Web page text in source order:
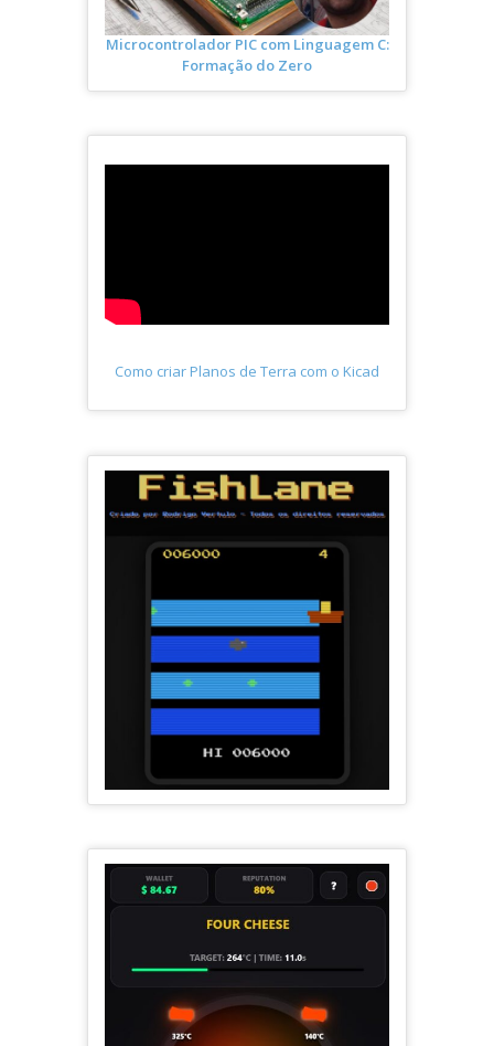
Microcontrolador PIC com Linguagem C:
Formação do Zero
Como criar Planos de Terra com o Kicad